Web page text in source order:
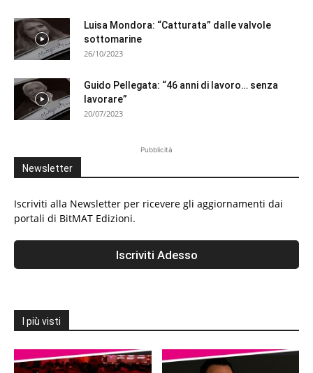
Luisa Mondora: “Catturata” dalle valvole
sottomarine
26/10/2023
Guido Pellegata: “46 anni di lavoro… senza
lavorare”
20/07/2023
Pubblicità
Newsletter
Iscriviti alla Newsletter per ricevere gli aggiornamenti dai
portali di BitMAT Edizioni.
I più visti